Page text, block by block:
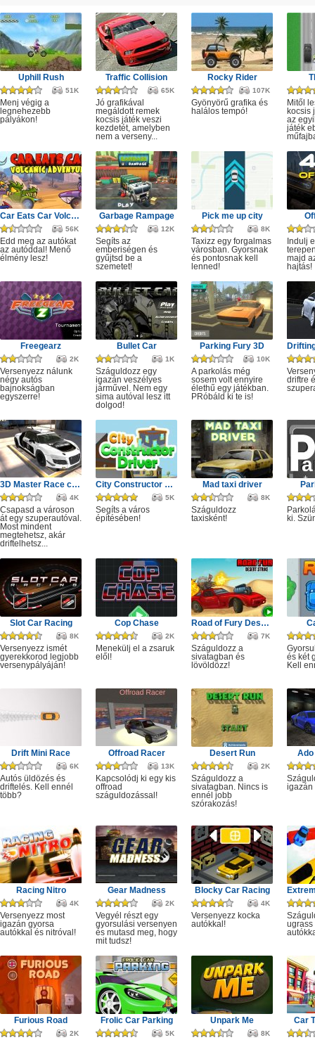
Uphill Rush
51K
Menj végig a
legnehezebb
pályákon!
Traffic Collision
65K
Jó grafikával
megáldott remek
kocsis játék veszi
kezdetét, amelyben
nem a verseny...
Rocky Rider
107K
Gyönyörű grafika és
halálos tempó!
Mitől
kocsis
az
játék
Car Eats Car Volcanic Adventure
56K
Edd meg az autókat
az autóddal! Menő
élmény lesz!
Garbage Rampage
12K
Segíts az
emberiségen és
gyűjtsd be a
szemetet!
Pick me up city
8K
Taxizz egy forgalmas
városban. Gyorsnak
és pontosnak kell
lenned!
Indulj
majd
hajtás!
Freegearz
2K
Versenyezz nálunk
négy autós
bajnokságban
egyszerre!
Bullet Car
1K
Száguldozz egy
igazán veszélyes
járművel. Nem egy
sima autóval lesz itt
dolgod!
Parking Fury 3D
10K
A parkolás még
sosem volt ennyire
élethű egy játékban.
PRóbáld ki te is!
driftre
3D Master Race city drift
4K
Csapasd a városon
át egy szuperautóval.
Most mindent
megtehetsz, akár
driftelhetsz...
City Constructor Driver 3D
5K
Segíts a város
építésében!
Mad taxi driver
8K
Száguldozz
taxisként!
ki.
Slot Car Racing
8K
Versenyezz ismét
gyerekkorod legjobb
versenypályáján!
Cop Chase
2K
Menekülj el a zsaruk
elől!
Road of Fury Desert Strike
7K
Száguldozz a
sivatagban és
lövöldözz!
és két
Kell
Drift Mini Race
6K
Autós üldözés és
driftelés. Kell ennél
több?
Offroad Racer
13K
Kapcsolódj ki egy kis
offroad
száguldozással!
Desert Run
2K
Száguldozz a
sivatagban. Nincs is
ennél jobb
szórakozás!
igazán
Racing Nitro
4K
Versenyezz most
igazán gyorsa
autókkal és nitróval!
Gear Madness
2K
Vegyél részt egy
gyorsulási versenyen
és mutasd meg, hogy
mit tudsz!
Blocky Car Racing
4K
Versenyezz kocka
autókkal!
ugrass
Furious Road
2K
Frolic Car Parking
5K
Unpark Me
8K
Car